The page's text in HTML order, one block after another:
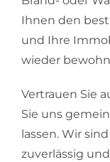
Ihnen den
und Ihre
wieder
Vertrauen Sie
Sie uns
lassen. Wir
zuverlässig